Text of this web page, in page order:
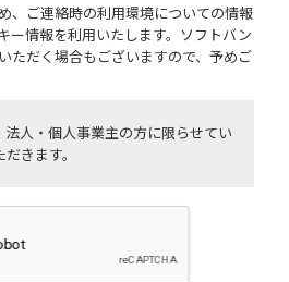
、ご連絡時の利用環境についての情報
ー情報を利用いたします。ソフトバン
ただく場合もございますので、予めご
人・個人事業主の方に限らせてい
だきます。